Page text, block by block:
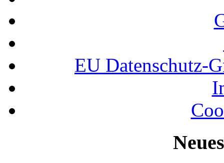
EU Datenschutz-